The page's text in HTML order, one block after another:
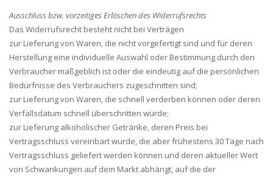
Ausschluss bzw. vorzeitiges Erlöschen des Widerrufsrechts
Das Widerrufsrecht besteht nicht bei Verträgen
zur Lieferung von Waren, die nicht vorgefertigt sind und für deren
Herstellung eine individuelle Auswahl oder Bestimmung durch den
Verbraucher maßgeblich ist oder die eindeutig auf die persönlichen
Bedürfnisse des Verbrauchers zugeschnitten sind;
zur Lieferung von Waren, die schnell verderben können oder deren
Verfallsdatum schnell überschritten würde;
zur Lieferung alkoholischer Getränke, deren Preis bei
Vertragsschluss vereinbart wurde, die aber frühestens 30 Tage nach
Vertragsschluss geliefert werden können und deren aktueller Wert
von Schwankungen auf dem Markt abhängt, auf die der